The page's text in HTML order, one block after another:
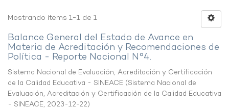
Mostrando ítems 1-1 de 1
Balance General del Estado de Avance en
Materia de Acreditación y Recomendaciones de
Política - Reporte Nacional N°4.
Sistema Nacional de Evaluación, Acreditación y Certificación
de la Calidad Educativa - SINEACE (Sistema Nacional de
Evaluación, Acreditación y Certificación de la Calidad Educativa
- SINEACE, 2023-12-22)